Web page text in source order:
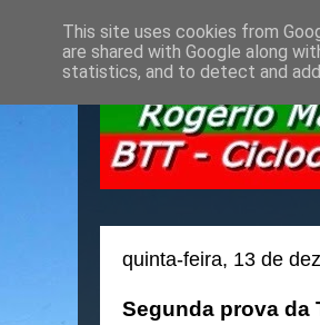
quinta-feira, 13 de
Segunda prova da
This site uses cookies from
are shared with Google along
statistics, and to detect and